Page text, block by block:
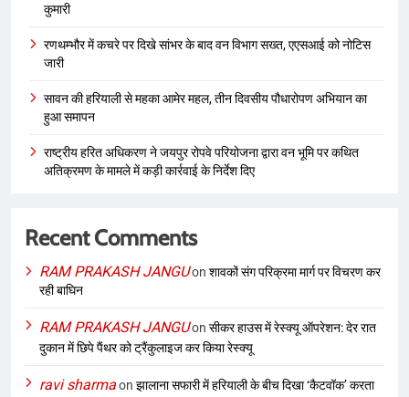
कुमारी
रणथम्भौर में कचरे पर दिखे सांभर के बाद वन विभाग सख्त, एएसआई को नोटिस
जारी
सावन की हरियाली से महका आमेर महल, तीन दिवसीय पौधारोपण अभियान का
हुआ समापन
राष्ट्रीय हरित अधिकरण ने जयपुर रोपवे परियोजना द्वारा वन भूमि पर कथित
अतिक्रमण के मामले में कड़ी कार्रवाई के निर्देश दिए
Recent Comments
RAM PRAKASH JANGUon शावकों संग परिक्रमा मार्ग पर विचरण कर
रही बाघिन
RAM PRAKASH JANGUon सीकर हाउस में रेस्क्यू ऑपरेशन: देर रात
दुकान में छिपे पैंथर को ट्रैंकुलाइज कर किया रेस्क्यू
ravi sharmaon झालाना सफारी में हरियाली के बीच दिखा ‘कैटवॉक’ करता